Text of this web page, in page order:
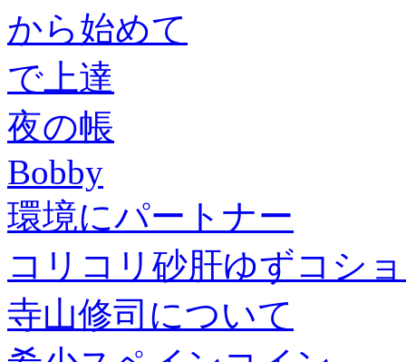
から始めて
で上達
夜の帳
Bobby
環境にパートナー
コリコリ砂肝ゆずコシ
寺山修司について